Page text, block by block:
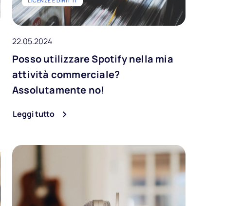
22.05.2024
Posso utilizzare Spotify nella mia
attività commerciale?
Assolutamente no!
Leggi tutto